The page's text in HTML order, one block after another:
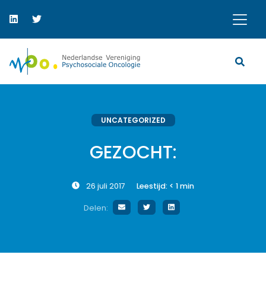
UNCATEGORIZED
GEZOCHT:
26 juli 2017 Leestijd: < 1min
Delen: